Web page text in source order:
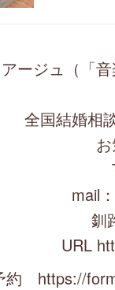
ージュ（「
全国結婚相
mail
釧
URL
約 https://